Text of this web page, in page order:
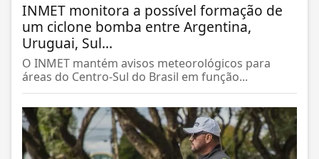
INMET monitora a possível formação de
um ciclone bomba entre Argentina,
Uruguai, Sul...
O INMET mantém avisos meteorológicos para
áreas do Centro-Sul do Brasil em função...